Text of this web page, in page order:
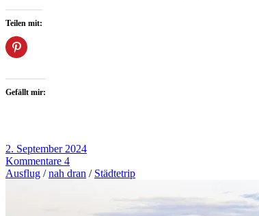
Teilen mit:
Gefällt mir:
2. September 2024
Kommentare 4
Ausflug /nah dran / Städtetrip